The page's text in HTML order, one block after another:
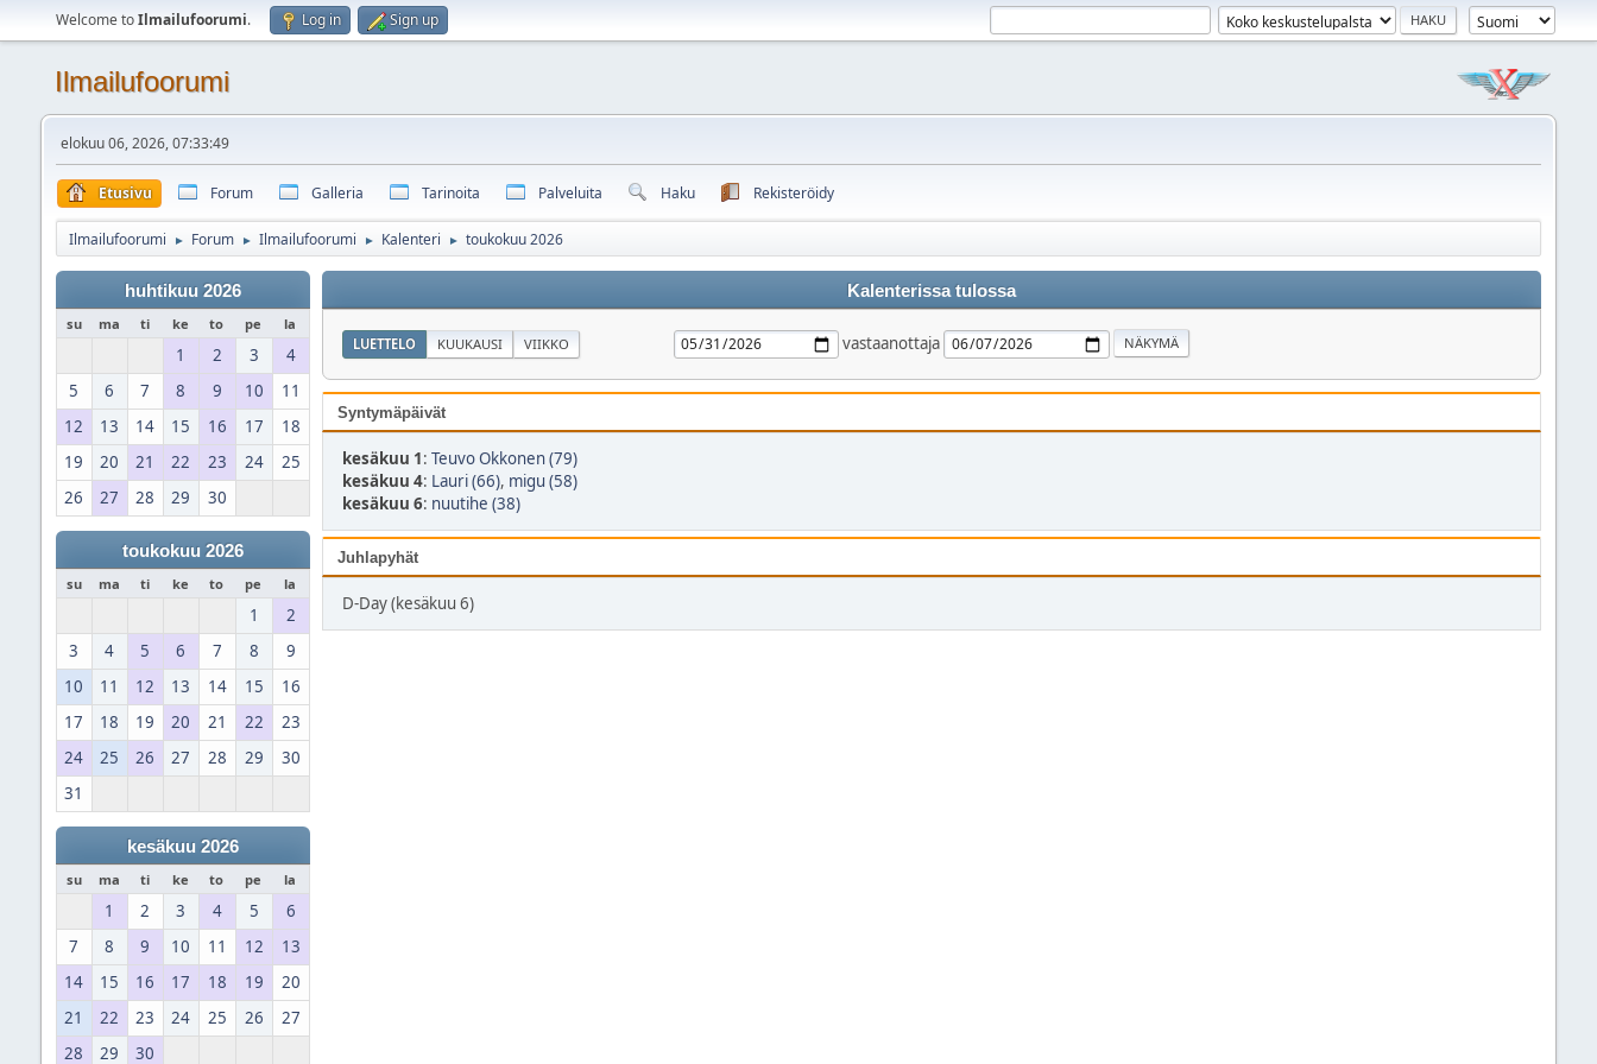
Welcome toIlmailufoorumi. Log in Sign up
Ilmailufoorumi
elokuu 06, 2026, 07:33:49
Etusivu Forum Galleria Tarinoita Palveluita Haku Rekisteröidy
Ilmailufoorumi ► Forum ► Ilmailufoorumi ► Kalenteri ► toukokuu 2026
huhtikuu 2026
su ma ti ke to pe la
1 2 3
4
5
6 7 8 9 10
11
12
13 14 15 16 17
18
19
20 21 22 23 24
25
26
27 28 29 30
toukokuu 2026
su ma ti ke to pe la
1
2
3
4 5 6 7 8
9
10
11 12 13 14 15
16
17
18 19 20 21 22
23
24
25 26 27 28 29
30
31
kesäkuu 2026
su ma ti ke to pe la
1 2 3 4 5
6
7
8 9 10 11 12
13
14
15 16 17 18 19
20
21
22 23 24 25 26
27
28
29 30
Kalenterissa tulossa
LUETTELO KUUKAUSI VIIKKO vastaanottaja
Syntymäpäivät
kesäkuu 1: Teuvo Okkonen (79)
kesäkuu 4: Lauri (66), migu (58)
kesäkuu 6: nuutihe (38)
Juhlapyhät
D-Day (kesäkuu 6)